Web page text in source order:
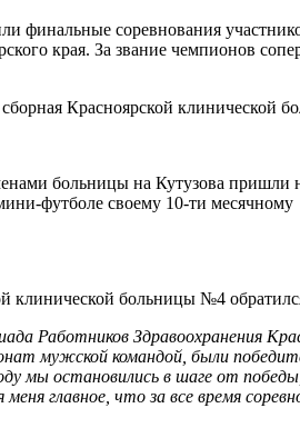
финальные соревнования
края. За звание чемпионов
Красноярской клинической
больницы на Кутузова
футболе своему 10-ти
клинической больницы №4
Работников Здравоохранения
мужской командой, были
мы остановились в шаге от
главное, что за все время